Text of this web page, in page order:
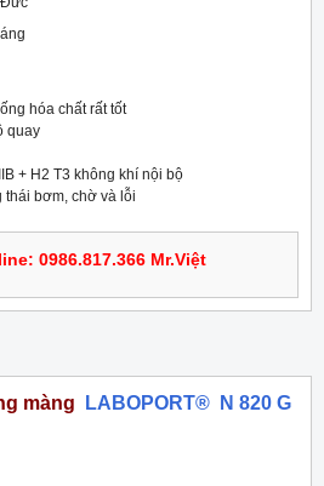
hóa chất rất tốt
quay
+ H2 T3 không khí nội bộ
thái bơm, chờ và lỗi
0986.817.366 Mr.Việt
màng LABOPORT® N 820 G